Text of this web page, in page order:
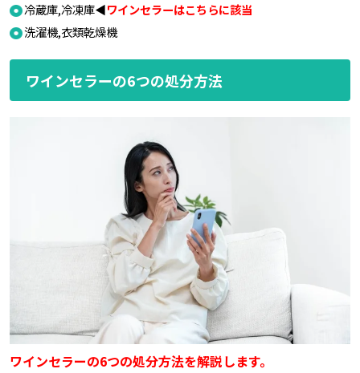
冷蔵庫,冷凍庫◀ワインセラーはこちらに該当
洗濯機,衣類乾燥機
ワインセラーの6つの処分方法
ワインセラーの6つの処分方法を解説します。